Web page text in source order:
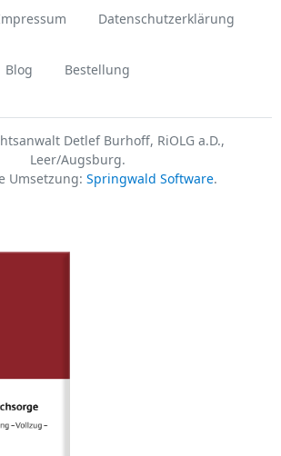
Datenschutzerklärung
Blog Bestellung
Detlef Burhoff, RiOLG a.D.,
Leer/Augsburg.
Umsetzung: Springwald Software.